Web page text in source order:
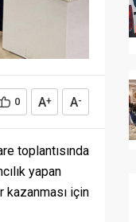
0 A+ A-
toplantısında
yapan
için